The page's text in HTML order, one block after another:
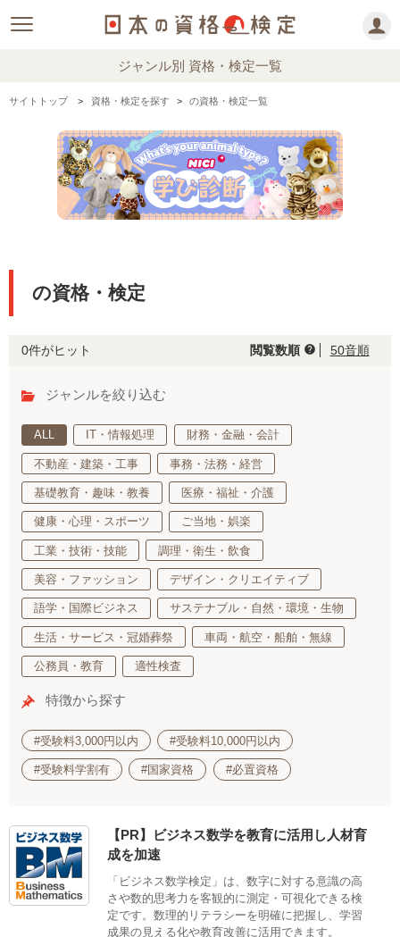
ジャンル別 資格・検定一覧
サイトトップ 資格・検定を探す の資格・検定一覧
の資格・検定
0件がヒット 閲覧数順 help 50音順
ジャンルを絞り込む
ALL IT・情報処理 財務・金融・会計
不動産・建築・工事 事務・法務・経営
基礎教育・趣味・教養 医療・福祉・介護
健康・心理・スポーツ ご当地・娯楽
工業・技術・技能 調理・衛生・飲食
美容・ファッション デザイン・クリエイティブ
語学・国際ビジネス サステナブル・自然・環境・生物
生活・サービス・冠婚葬祭 車両・航空・船舶・無線
公務員・教育 適性検査
特徴から探す
#受験料3,000円以内 #受験料10,000円以内
#受験料学割有 #国家資格 #必置資格
【PR】ビジネス数学を教育に活用し人材育
成を加速
「ビジネス数学検定」は、数字に対する意識の高
さや数的思考力を客観的に測定・可視化できる検
定です。数理的リテラシーを明確に把握し、学習
成果の見える化や教育改善に活用できます。